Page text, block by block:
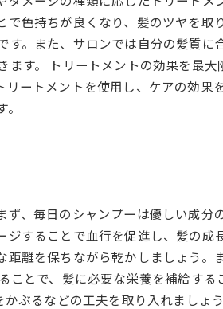
色持ちが良くなり、髪のツヤを取
。また、サロンでは自分の髪質に
す。 トリートメントの効果を最
ートメントを使用し、ケアの効果
、毎日のシャンプーは優しい成分
することで血行を促進し、髪の成
離を保ちながら乾かしましょう。
とで、髪に必要な栄養を補給する
ぶるなどの工夫を取り入れましょ